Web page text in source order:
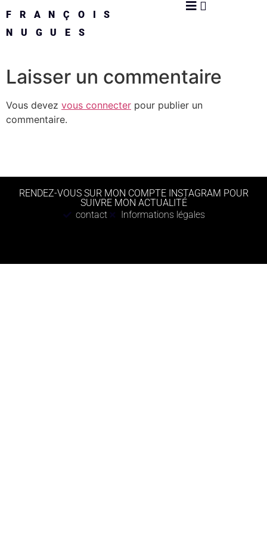
FRANÇOIS
NUGUES
Laisser un commentaire
Vous devez vous connecter pour publier un
commentaire.
RENDEZ-VOUS SUR MON COMPTE INSTAGRAM POUR
SUIVRE MON ACTUALITÉ
contact
Informations légales